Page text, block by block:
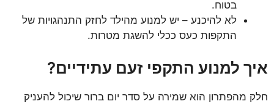
בטוח.
לא להיכנע – יש למנוע מהילד לחזק התנהגויות של
התקפות כעס ככלי להשגת מטרות.
איך למנוע התקפי זעם עתידיים?
חלק מהפתרון הוא שמירה על סדר יום ברור שיכול להעניק